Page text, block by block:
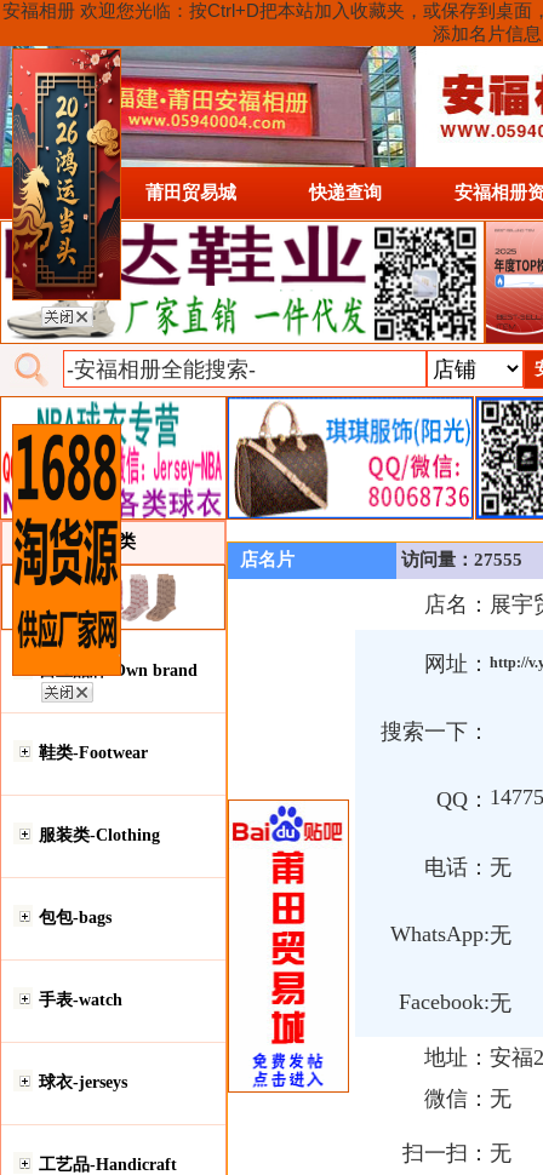
安福相册 欢迎您光临：按Ctrl+D把本站加入收藏夹，或保存到桌
添加名片信
首页 莆田贸易城 快递查询 安福相册
类目详细分类
自主品牌-Own brand
鞋类-Footwear
服装类-Clothing
包包-bags
手表-watch
球衣-jerseys
工艺品-Handicraft
店名片 访问量：27555
店名： 展宇
网址： http://
搜索一下：
QQ：
电话： 无
WhatsApp:无
Facebook:无
地址： 安福
微信： 无
扫一扫： 无